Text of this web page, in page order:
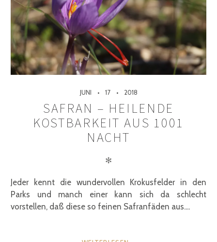
JUNI 17 2018
SAFRAN – HEILENDE
KOSTBARKEIT AUS 1001
NACHT
✻
Jeder kennt die wundervollen Krokusfelder in den
Parks und manch einer kann sich da schlecht
vorstellen, daß diese so feinen Safranfäden aus....